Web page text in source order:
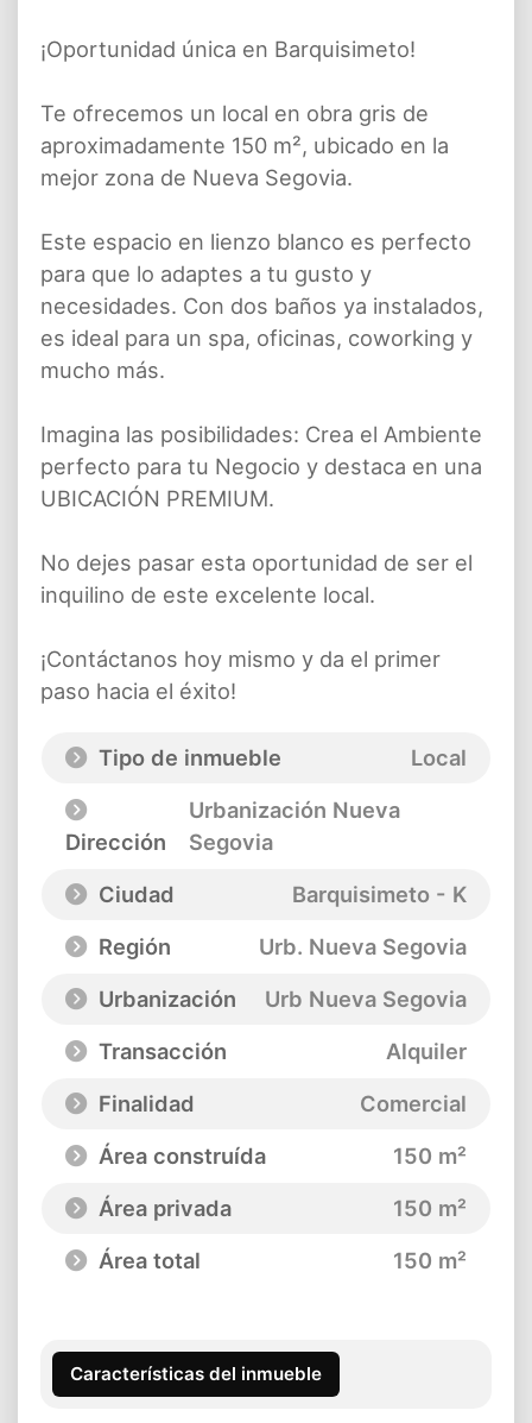
¡Oportunidad única en Barquisimeto!
Te ofrecemos un local en obra gris de
aproximadamente 150 m², ubicado en la
mejor zona de Nueva Segovia.
Este espacio en lienzo blanco es perfecto
para que lo adaptes a tu gusto y
necesidades. Con dos baños ya instalados,
es ideal para un spa, oficinas, coworking y
mucho más.
Imagina las posibilidades: Crea el Ambiente
perfecto para tu Negocio y destaca en una
UBICACIÓN PREMIUM.
No dejes pasar esta oportunidad de ser el
inquilino de este excelente local.
¡Contáctanos hoy mismo y da el primer
paso hacia el éxito!
Tipo de inmueble Local
Dirección
Urbanización Nueva
Segovia
Ciudad
Barquisimeto - K
Región
Urb. Nueva Segovia
Urbanización
Urb Nueva Segovia
Transacción
Alquiler
Finalidad
Comercial
Área construída
150 m²
Área privada
150 m²
Área total
150 m²
Características del inmueble